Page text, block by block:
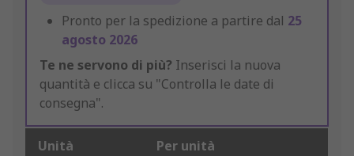
Pronto per la spedizione a partire dal 25
agosto 2026
Te ne servono di più? Inserisci la nuova
quantità e clicca su "Controlla le date di
consegna".
Unità Per unità